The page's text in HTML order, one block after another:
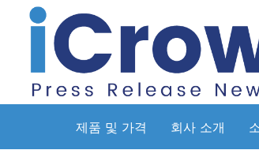
제품 및 가격 회사 소개